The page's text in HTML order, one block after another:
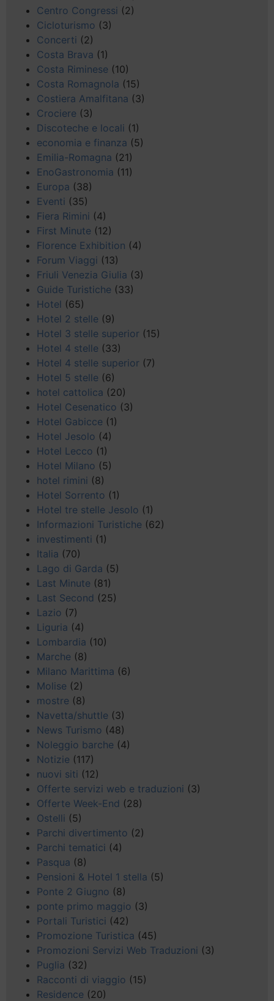
Centro Congressi (2)
Cicloturismo (3)
Concerti (2)
Costa Brava (1)
Costa Riminese (10)
Costa Romagnola (15)
Costiera Amalfitana (3)
Crociere (3)
Discoteche e locali (1)
economia e finanza (5)
Emilia-Romagna (21)
EnoGastronomia (11)
Europa (38)
Eventi (35)
Fiera Rimini (4)
First Minute (12)
Florence Exhibition (4)
Forum Viaggi (13)
Friuli Venezia Giulia (3)
Guide Turistiche (33)
Hotel (65)
Hotel 2 stelle (9)
Hotel 3 stelle superior (15)
Hotel 4 stelle (33)
Hotel 4 stelle superior (7)
Hotel 5 stelle (6)
hotel cattolica (20)
Hotel Cesenatico (3)
Hotel Gabicce (1)
Hotel Jesolo (4)
Hotel Lecco (1)
Hotel Milano (5)
hotel rimini (8)
Hotel Sorrento (1)
Hotel tre stelle Jesolo (1)
Informazioni Turistiche (62)
investimenti (1)
Italia (70)
Lago di Garda (5)
Last Minute (81)
Last Second (25)
Lazio (7)
Liguria (4)
Lombardia (10)
Marche (8)
Milano Marittima (6)
Molise (2)
mostre (8)
Navetta/shuttle (3)
News Turismo (48)
Noleggio barche (4)
Notizie (117)
nuovi siti (12)
Offerte servizi web e traduzioni (3)
Offerte Week-End (28)
Ostelli (5)
Parchi divertimento (2)
Parchi tematici (4)
Pasqua (8)
Pensioni & Hotel 1 stella (5)
Ponte 2 Giugno (8)
ponte primo maggio (3)
Portali Turistici (42)
Promozione Turistica (45)
Promozioni Servizi Web Traduzioni (3)
Puglia (32)
Racconti di viaggio (15)
Residence (20)